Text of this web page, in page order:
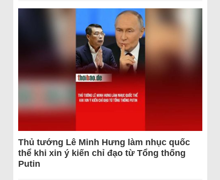
Thủ tướng Lê Minh Hưng làm nhục quốc
thể khi xin ý kiến chỉ đạo từ Tổng thống
Putin